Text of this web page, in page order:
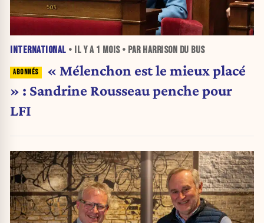
INTERNATIONAL • IL Y A 1 MOIS• PAR HARRISON DU BUS
« Mélenchon est le mieux placé
» : Sandrine Rousseau penche pour
LFI